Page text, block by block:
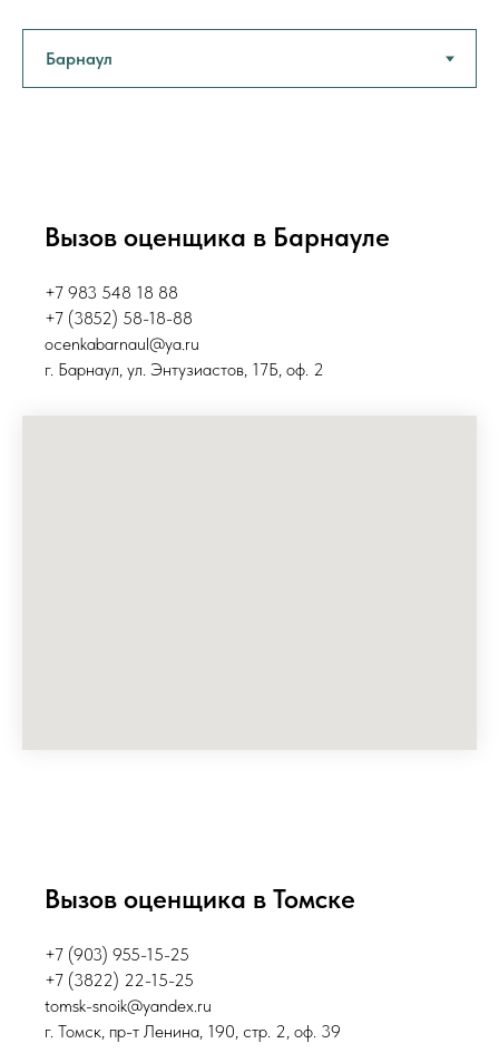
Вызов оценщика в Барнауле
+7 983 548 18 88
+7 (3852) 58-18-88
ocenkabarnaul@ya.ru
г. Барнаул, ул. Энтузиастов, 17Б, оф. 2
Вызов оценщика в Томске
+7 (903) 955-15-25
+7 (3822) 22-15-25
tomsk-snoik@yandex.ru
г. Томск, пр-т Ленина, 190, стр. 2, оф. 39